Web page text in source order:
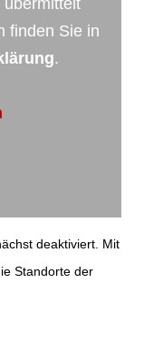
finden Sie in
.
deaktiviert. Mit
Standorte der